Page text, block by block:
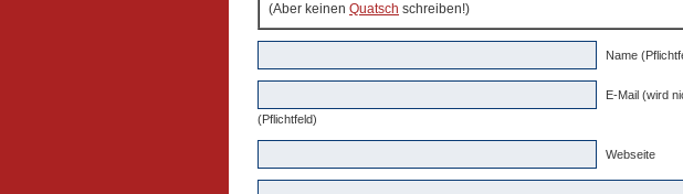
(Aber keinen Quatsch schreiben!)
Name
E-Mail (wird
(Pflichtfeld)
Webseite